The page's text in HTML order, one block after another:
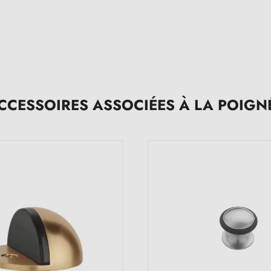
ASSOCIÉES À LA